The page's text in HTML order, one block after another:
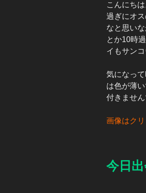
こんにち
過ぎにオ
なと思い
とか10時
イもサン
気になっ
は色が薄
付きません
画像はクリ
今日